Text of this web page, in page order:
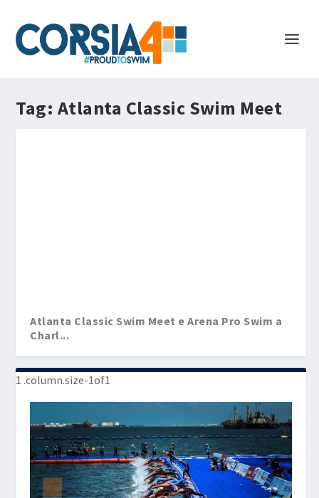
Tag: Atlanta Classic Swim Meet
Atlanta Classic Swim Meet e Arena Pro Swim a
Charl...